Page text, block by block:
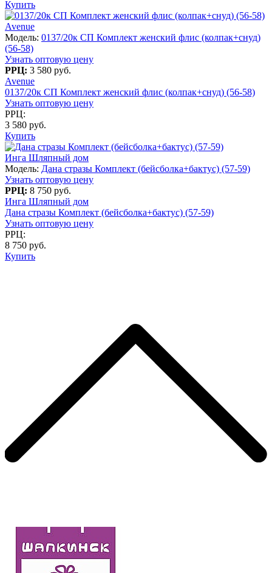
Купить
Avenue
Модель: 0137/20к СП Комплект женский флис (колпак+снуд)
(56-58)
Узнать оптовую цену
РРЦ: 3 580 руб.
Avenue
0137/20к СП Комплект женский флис (колпак+снуд) (56-58)
Узнать оптовую цену
РРЦ:
3 580 руб.
Купить
Инга Шляпный дом
Модель: Дана стразы Комплект (бейсболка+бактус) (57-59)
Узнать оптовую цену
РРЦ: 8 750 руб.
Инга Шляпный дом
Дана стразы Комплект (бейсболка+бактус) (57-59)
Узнать оптовую цену
РРЦ:
8 750 руб.
Купить